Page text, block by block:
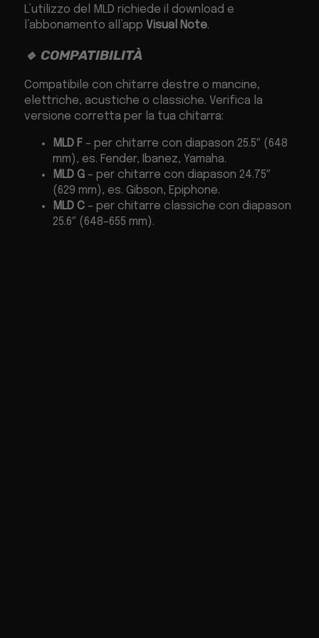
L’utilizzo del MLD richiede il download e
l’abbonamento all’app Visual Note.
🔹 COMPATIBILITÀ
Compatibile con chitarre destre o mancine,
elettriche, acustiche o classiche. Verifica la
versione corretta per la tua chitarra:
MLD F– per chitarre con diapason 25.5″ (648
mm), es. Fender, Ibanez, Yamaha.
MLD G– per chitarre con diapason 24.75″
(629 mm), es. Gibson, Epiphone.
MLD C– per chitarre classiche con diapason
25.6″ (648–655 mm).